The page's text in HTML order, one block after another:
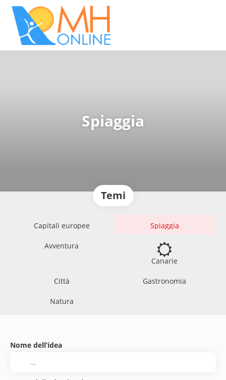
Spiaggia
Temi
Capitali europee Spiaggia
Avventura
Canarie
Città Gastronomia
Natura
Nome dell’idea